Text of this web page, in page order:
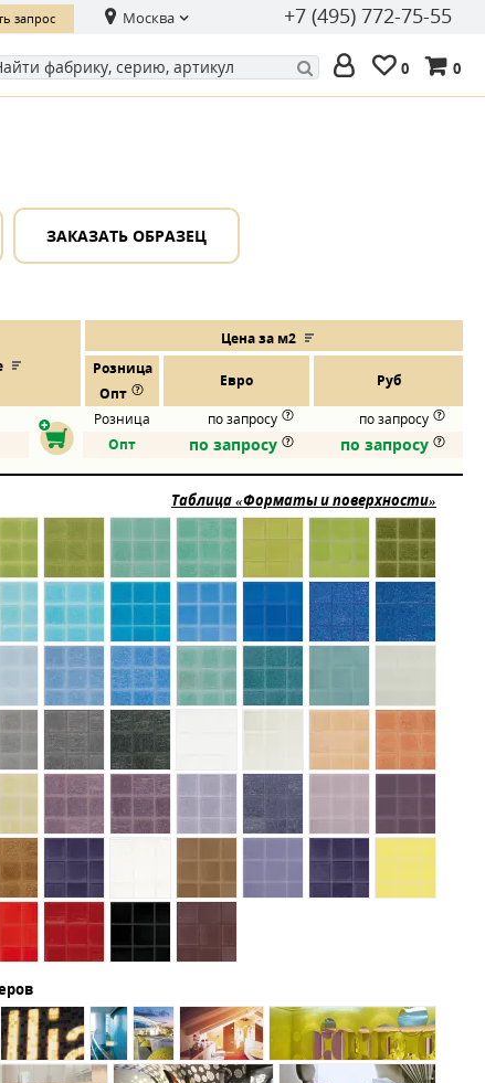
запрос Москва +7 (495) 772-75-55
0 0
ЗАКАЗАТЬ ОБРАЗЕЦ
Цена за м2
Розница
Евро Руб
Опт
Розница по запросу
по запросу
Опт по запросу по запросу
Таблица «Форматы и поверхности»